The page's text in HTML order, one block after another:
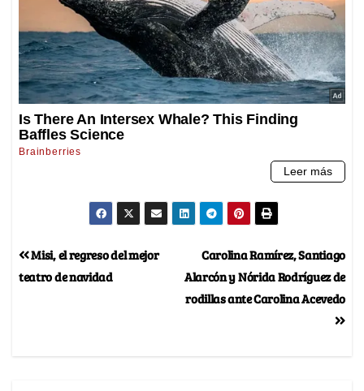
Carolina Ramírez, Santiago
Alarcón y Nórida Rodríguez de
rodillas ante Carolina Acevedo
Misi, el regreso del mejor
teatro de navidad